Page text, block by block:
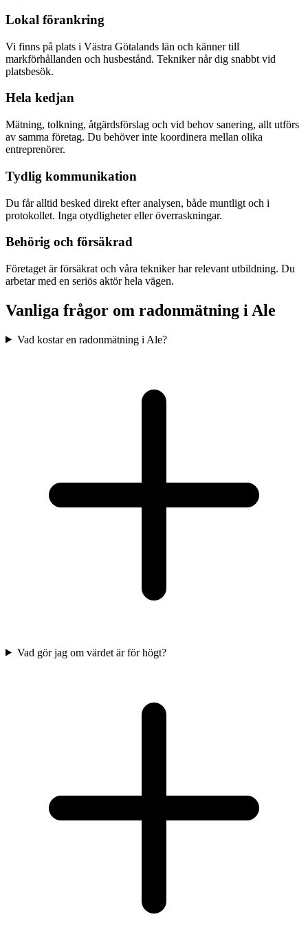
Lokal förankring
Vi finns på plats i Västra Götalands län och känner till
markförhållanden och husbestånd. Tekniker når dig snabbt vid
platsbesök.
Hela kedjan
Mätning, tolkning, åtgärdsförslag och vid behov sanering, allt utförs
av samma företag. Du behöver inte koordinera mellan olika
entreprenörer.
Tydlig kommunikation
Du får alltid besked direkt efter analysen, både muntligt och i
protokollet. Inga otydligheter eller överraskningar.
Behörig och försäkrad
Företaget är försäkrat och våra tekniker har relevant utbildning. Du
arbetar med en seriös aktör hela vägen.
Vanliga frågor om radonmätning i Ale
Vad kostar en radonmätning i Ale?
Vad gör jag om värdet är för högt?